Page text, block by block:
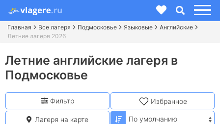
Главная Все лагеря Подмосковье Языковые
Английские
Летние лагеря 2026
Летние английские лагеря в
Подмосковье
Фильтр Избранное
Лагеря на карте